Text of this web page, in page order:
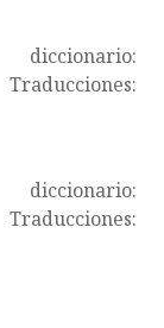
diccionario:
Traducciones:
diccionario:
Traducciones: